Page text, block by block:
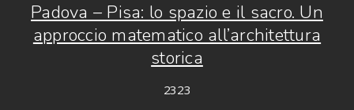
Padova – Pisa: lo spazio e il sacro. Un
approccio matematico all’architettura
storica
2323